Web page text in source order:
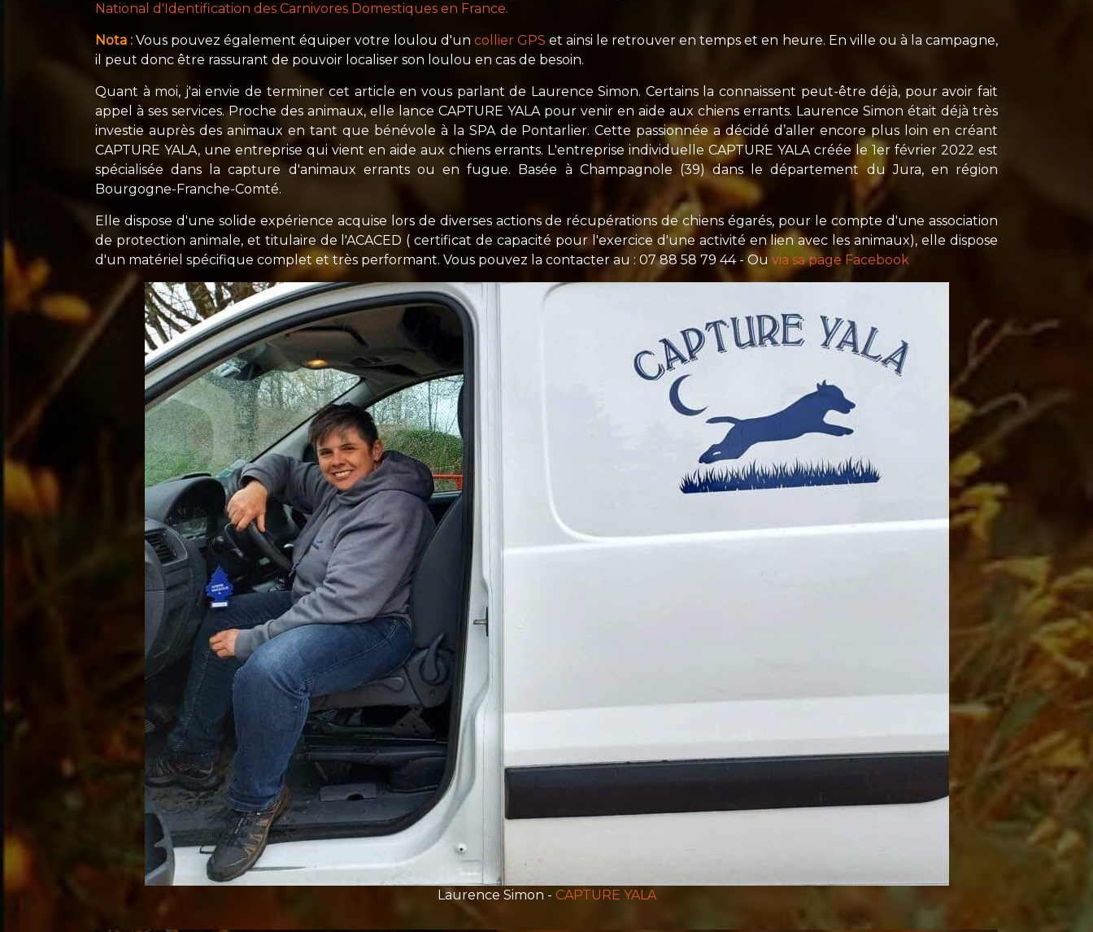
National d'Identification des Carnivores Domestiques en France.
Nota : Vous pouvez également équiper votre loulou d'un collier GPS et ainsi le retrouver en temps et en heure. En ville ou à la campagne,
il peut donc être rassurant de pouvoir localiser son loulou en cas de besoin.
Quant à moi, j'ai envie de terminer cet article en vous parlant de Laurence Simon. Certains la connaissent peut-être déjà, pour avoir fait
appel à ses services. Proche des animaux, elle lance CAPTURE YALA pour venir en aide aux chiens errants. Laurence Simon était déjà très
investie auprès des animaux en tant que bénévole à la SPA de Pontarlier. Cette passionnée a décidé d’aller encore plus loin en créant
CAPTURE YALA, une entreprise qui vient en aide aux chiens errants. L'entreprise individuelle CAPTURE YALA créée le 1er février 2022 est
spécialisée dans la capture d'animaux errants ou en fugue. Basée à Champagnole (39) dans le département du Jura, en région
Bourgogne-Franche-Comté.
Elle dispose d'une solide expérience acquise lors de diverses actions de récupérations de chiens égarés, pour le compte d'une association
de protection animale, et titulaire de l'ACACED ( certificat de capacité pour l'exercice d'une activité en lien avec les animaux), elle dispose
d'un matériel spécifique complet et très performant. Vous pouvez la contacter au : 07 88 58 79 44 - Ou via sa page Facebook
Laurence Simon - CAPTURE YALA